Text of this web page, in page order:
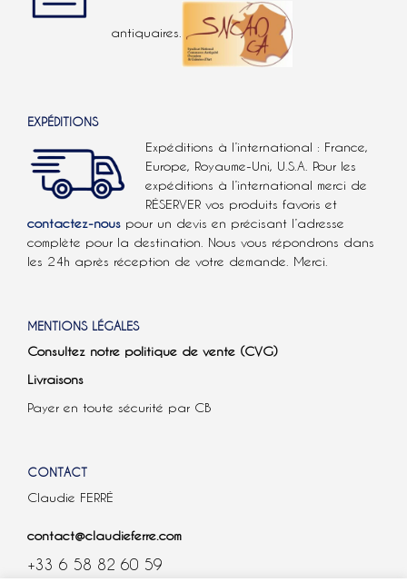
antiquaires.
EXPÉDITIONS
Expéditions à l’international : France,
Europe, Royaume-Uni, U.S.A. Pour les
expéditions à l’international merci de
RÉSERVER vos produits favoris et
contactez-nous pour un devis en précisant l’adresse
complète pour la destination. Nous vous répondrons dans
les 24h après réception de votre demande. Merci.
MENTIONS LÉGALES
Consultez notre politique de vente (CVG)
Livraisons
Payer en toute sécurité par CB
CONTACT
Claudie FERRÉ
contact@claudieferre.com
+33 6 58 82 60 59